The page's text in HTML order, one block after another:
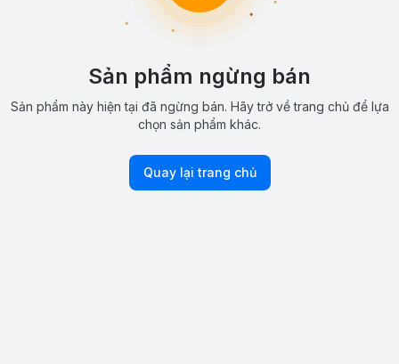
Sản phẩm ngừng bán
Sản phẩm này hiện tại đã ngừng bán. Hãy trở về trang chủ để lựa
chọn sản phẩm khác.
Quay lại trang chủ